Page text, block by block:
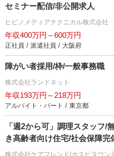
セミナー配信/非公開求人
ヒビノメディアテクニカル株式会社
年収400万円～600万円
正社員 / 派遣社員 / 大阪府
障がい者採用/枠/一般事務職
株式会社ランドネット
年収193万円～218万円
アルバイト・パート / 東京都
「週2から可」調理スタッフ/
き高齢者向け住宅/社会保障完
株式会社ケアフレンド/ホスピタウン